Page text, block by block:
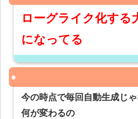
ローグライク化する
になってる
今の時点で毎回自動生成じ
何が変わるの